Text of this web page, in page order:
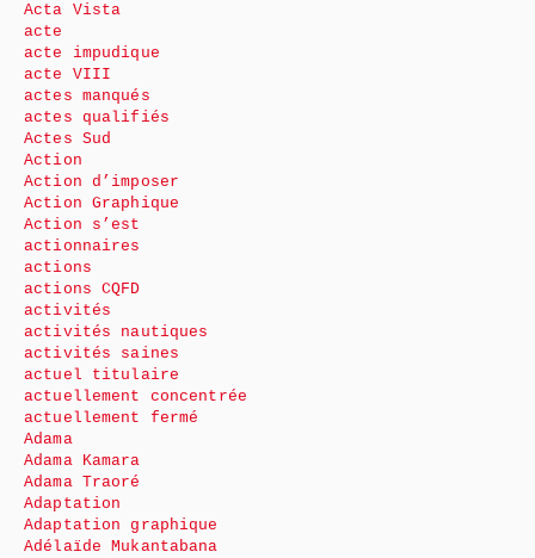
Acta Vista
acte
acte impudique
acte VIII
actes manqués
actes qualifiés
Actes Sud
Action
Action d’imposer
Action Graphique
Action s’est
actionnaires
actions
actions CQFD
activités
activités nautiques
activités saines
actuel titulaire
actuellement concentrée
actuellement fermé
Adama
Adama Kamara
Adama Traoré
Adaptation
Adaptation graphique
Adélaïde Mukantabana